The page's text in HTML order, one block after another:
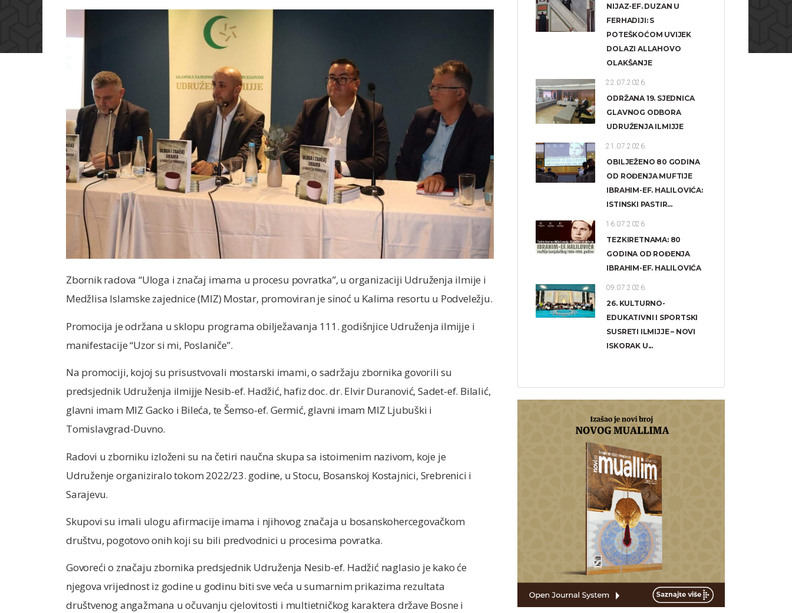
Zbornik radova “Uloga i značaj imama u procesu povratka”, u organizaciji Udruženja ilmije i
Medžlisa Islamske zajednice (MIZ) Mostar, promoviran je sinoć u Kalima resortu u Podveležju.
Promocija je održana u sklopu programa obilježavanja 111. godišnjice Udruženja ilmijje i
manifestacije “Uzor si mi, Poslaniče”.
Na promociji, kojoj su prisustvovali mostarski imami, o sadržaju zbornika govorili su
predsjednik Udruženja ilmijje Nesib-ef. Hadžić, hafiz doc. dr. Elvir Duranović, Sadet-ef. Bilalić,
glavni imam MIZ Gacko i Bileća, te Šemso-ef. Germić, glavni imam MIZ Ljubuški i
Tomislavgrad-Duvno.
Radovi u zborniku izloženi su na četiri naučna skupa sa istoimenim nazivom, koje je
Udruženje organiziralo tokom 2022/23. godine, u Stocu, Bosanskoj Kostajnici, Srebrenici i
Sarajevu.
Skupovi su imali ulogu afirmacije imama i njihovog značaja u bosanskohercegovačkom
društvu, pogotovo onih koji su bili predvodnici u procesima povratka.
Govoreći o značaju zbornika predsjednik Udruženja Nesib-ef. Hadžić naglasio je kako će
njegova vrijednost iz godine u godinu biti sve veća u sumarnim prikazima rezultata
društvenog angažmana u očuvanju cjelovitosti i multietničkog karaktera države Bosne i
NIJAZ-EF. DUZAN U
FERHADIJI: S
POTEŠKOĆOM UVIJEK
DOLAZI ALLAHOVO
OLAKŠANJE
22.07.2026.
ODRŽANA 19. SJEDNICA
GLAVNOG ODBORA
UDRUŽENJA ILMIJJE
21.07.2026.
OBILJEŽENO 80 GODINA
OD ROĐENJA MUFTIJE
IBRAHIM-EF. HALILOVIĆA:
ISTINSKI PASTIR...
16.07.2026.
TEZKIRETNAMA: 80
GODINA OD ROĐENJA
IBRAHIM-EF. HALILOVIĆA
09.07.2026.
26. KULTURNO-
EDUKATIVNI I SPORTSKI
SUSRETI ILMIJJE – NOVI
ISKORAK U...